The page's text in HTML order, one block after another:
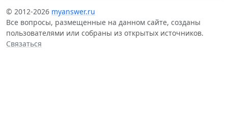
© 2012-2026 myanswer.ru
Все вопросы, размещенные на данном сайте, созданы
пользователями или собраны из открытых источников.
Связаться